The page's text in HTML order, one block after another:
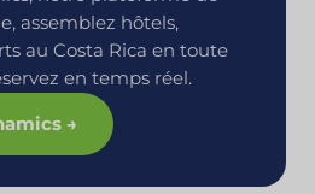
assemblez hôtels,
au Costa Rica en toute
en temps réel.
→